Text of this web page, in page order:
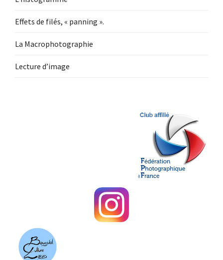
Effets de filés, « panning ».
La Macrophotographie
Lecture d’image